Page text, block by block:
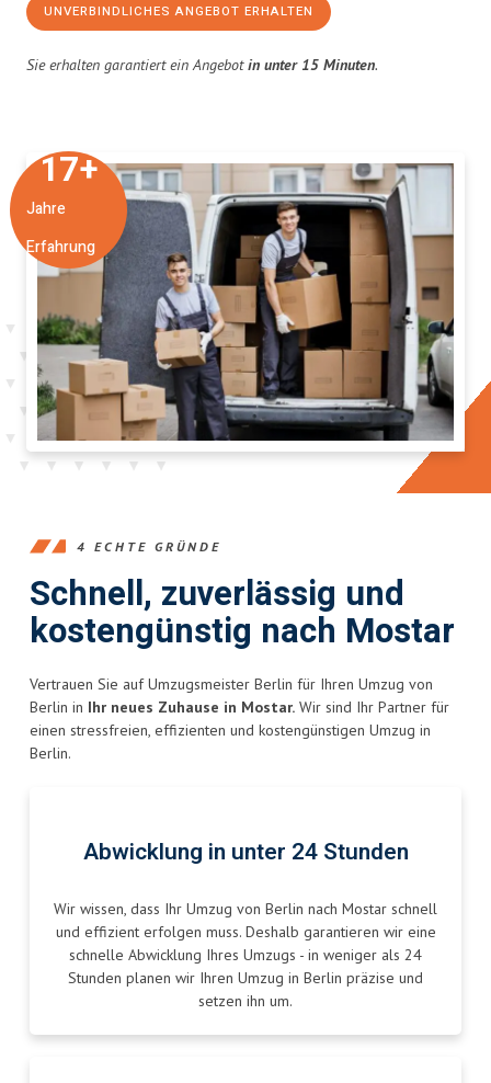
Jahre
Erfahrung
17+
UNVERBINDLICHES ANGEBOT ERHALTEN
Sie erhalten garantiert ein Angebotin unter 15 Minuten.
4 ECHTE GRÜNDE
Schnell, zuverlässig und
kostengünstig nach Mostar
Vertrauen Sie auf Umzugsmeister Berlin für Ihren Umzug von
Berlin in Ihr neues Zuhause in Mostar. Wir sind Ihr Partner für
einen stressfreien, effizienten und kostengünstigen Umzug in
Berlin.
Abwicklung in unter 24 Stunden
Wir wissen, dass Ihr Umzug von Berlin nach Mostar schnell
und effizient erfolgen muss. Deshalb garantieren wir eine
schnelle Abwicklung Ihres Umzugs - in weniger als 24
Stunden planen wir Ihren Umzug in Berlin präzise und
setzen ihn um.